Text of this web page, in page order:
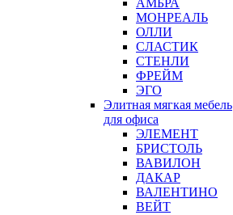
МОНРЕАЛЬ
ОЛЛИ
СЛАСТИК
СТЕНЛИ
ФРЕЙМ
ЭГО
Элитная мягкая мебель
для офиса
ЭЛЕМЕНТ
БРИСТОЛЬ
ВАВИЛОН
ДАКАР
ВАЛЕНТИНО
ВЕЙТ